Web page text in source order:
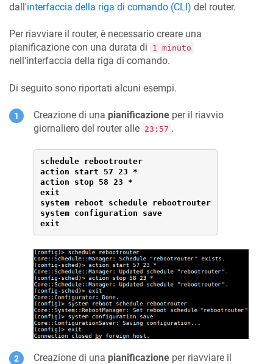
dall'interfaccia della riga di comando (CLI) del router.
Per riavviare il router, è necessario creare una
pianificazione con una durata di
1 minuto
nell'interfaccia della riga di comando.
Di seguito sono riportati alcuni esempi.
Creazione di una pianificazione per il riavvio
giornaliero del router alle 23:57 .
schedule rebootrouter
action start 57 23 *
action stop 58 23 *
exit
system reboot schedule rebootrouter
system configuration save
exit
Creazione di una pianificazione per riavviare il